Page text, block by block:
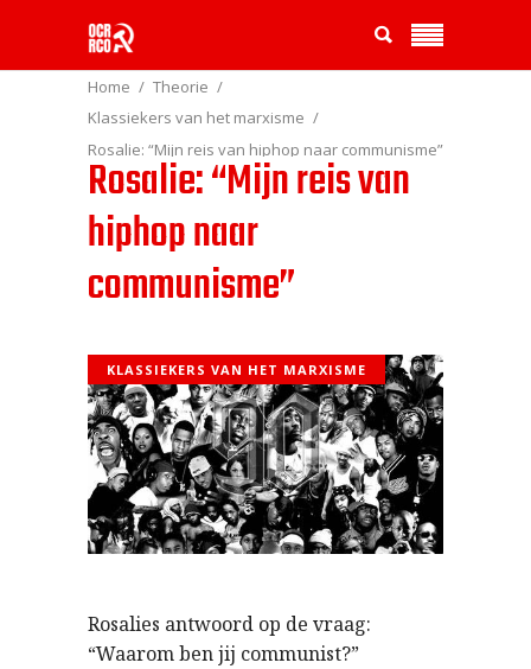
Home
Theorie
Klassiekers van het marxisme
Rosalie: “Mijn reis van hiphop naar communisme”
Rosalie: “Mijn reis van
hiphop naar
communisme”
KLASSIEKERS VAN HET MARXISME
Rosalies antwoord op de vraag:
“Waarom ben jij communist?”